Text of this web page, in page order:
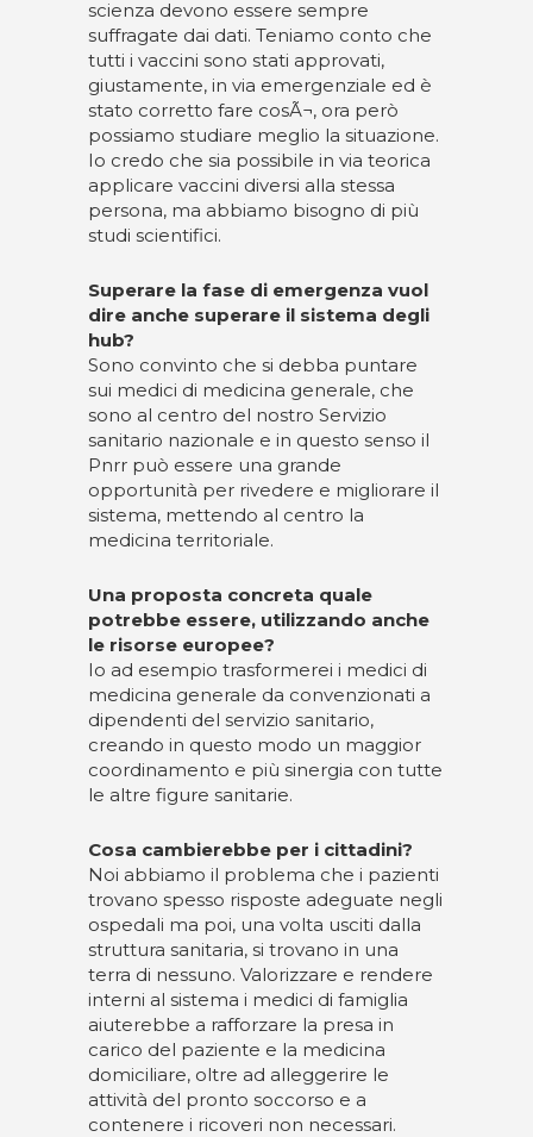
scienza devono essere sempre
suffragate dai dati. Teniamo conto che
tutti i vaccini sono stati approvati,
giustamente, in via emergenziale ed è
stato corretto fare cosÃ¬, ora però
possiamo studiare meglio la situazione.
Io credo che sia possibile in via teorica
applicare vaccini diversi alla stessa
persona, ma abbiamo bisogno di più
studi scientifici.
Superare la fase di emergenza vuol
dire anche superare il sistema degli
hub?
Sono convinto che si debba puntare
sui medici di medicina generale, che
sono al centro del nostro Servizio
sanitario nazionale e in questo senso il
Pnrr può essere una grande
opportunità per rivedere e migliorare il
sistema, mettendo al centro la
medicina territoriale.
Una proposta concreta quale
potrebbe essere, utilizzando anche
le risorse europee?
Io ad esempio trasformerei i medici di
medicina generale da convenzionati a
dipendenti del servizio sanitario,
creando in questo modo un maggior
coordinamento e più sinergia con tutte
le altre figure sanitarie.
Cosa cambierebbe per i cittadini?
Noi abbiamo il problema che i pazienti
trovano spesso risposte adeguate negli
ospedali ma poi, una volta usciti dalla
struttura sanitaria, si trovano in una
terra di nessuno. Valorizzare e rendere
interni al sistema i medici di famiglia
aiuterebbe a rafforzare la presa in
carico del paziente e la medicina
domiciliare, oltre ad alleggerire le
attività del pronto soccorso e a
contenere i ricoveri non necessari.